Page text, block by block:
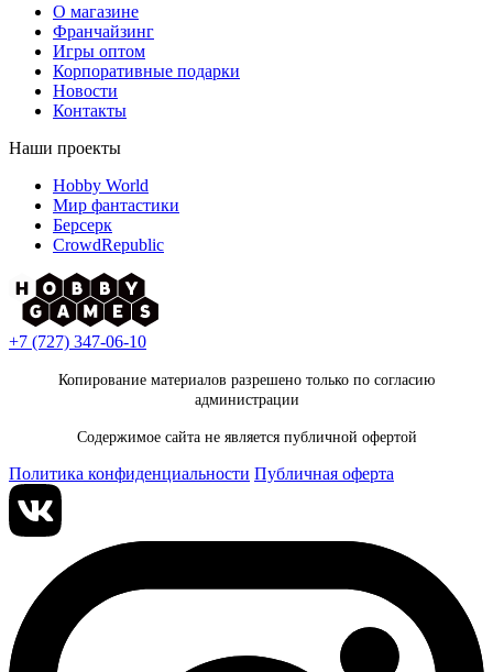
О магазине
Франчайзинг
Игры оптом
Корпоративные подарки
Новости
Контакты
Наши проекты
Hobby World
Мир фантастики
Берсерк
CrowdRepublic
+7 (727) 347-06-10
Копирование материалов разрешено только по согласию
администрации
Содержимое сайта не является публичной офертой
Политика конфиденциальности Публичная оферта